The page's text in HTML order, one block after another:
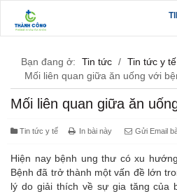
Bạn đang ở: Tin tức / Tin tức y tế
Mối liên quan giữa ăn uống với
Mối liên quan giữa ăn
Tin tức y tế In bài này Gửi Email
Hiện nay bệnh ung thư có xu
Bệnh đã trở thành một vấn đề lớn
lý do giải thích về sự gia tăng của